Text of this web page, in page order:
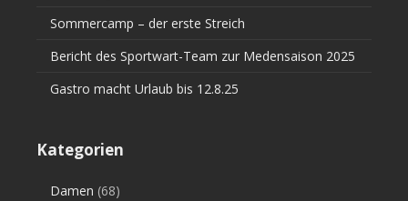
Sommercamp – der erste Streich
Bericht des Sportwart-Team zur Medensaison 2025
Gastro macht Urlaub bis 12.8.25
Kategorien
Damen (68)